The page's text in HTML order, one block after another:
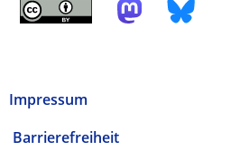
Impressum
Barrierefreiheit